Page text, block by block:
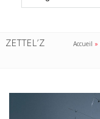
ZETTEL’Z Accueil »